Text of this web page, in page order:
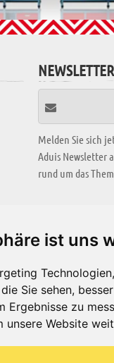
ist uns
Sie sehen,
zu
unsere Website
Melden Sie sich
Aduis Newsletter
rund um das
KREATIV
Alle Videos
Bastelideen
Arbeitsblätter